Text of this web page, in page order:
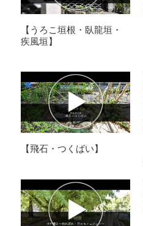
【うろこ垣根・臥龍垣・
疾風垣】
【飛石・つくばい】